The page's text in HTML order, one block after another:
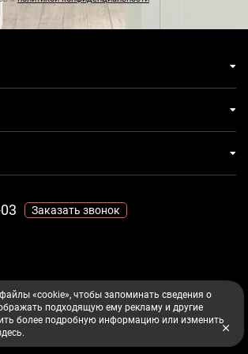
поверхность легко и удобно
варочную панель после
и проще.
Заказать звонок
«cookie», чтобы запоминать сведения о
подходящую ему рекламу и другие
более подробную информацию или изменить
.